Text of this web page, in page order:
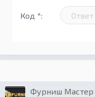
Код *:
Фурниш Мастер